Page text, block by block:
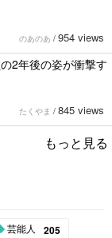
のあのあ / 954 views
2年後の姿が衝撃す
たくやま / 845 views
もっと見る
芸能人 205